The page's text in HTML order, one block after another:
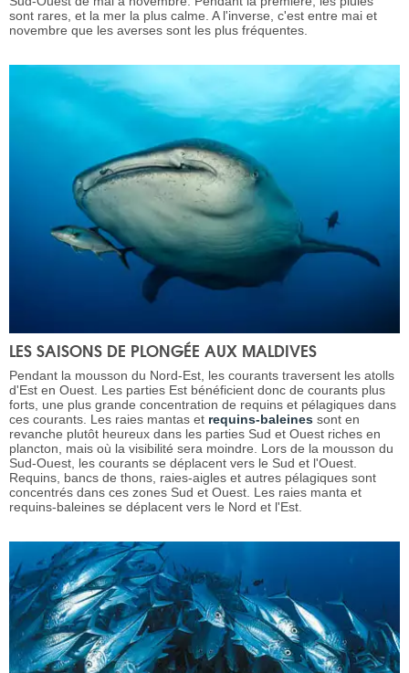
sont rares, et la mer la plus calme. A l'inverse, c'est entre mai et
novembre que les averses sont les plus fréquentes.
LES SAISONS DE PLONGÉE AUX MALDIVES
Pendant la mousson du Nord-Est, les courants traversent les atolls
d'Est en Ouest. Les parties Est bénéficient donc de courants plus
forts, une plus grande concentration de requins et pélagiques dans
ces courants. Les raies mantas et requins-baleines sont en
revanche plutôt heureux dans les parties Sud et Ouest riches en
plancton, mais où la visibilité sera moindre. Lors de la mousson du
Sud-Ouest, les courants se déplacent vers le Sud et l'Ouest.
Requins, bancs de thons, raies-aigles et autres pélagiques sont
concentrés dans ces zones Sud et Ouest. Les raies manta et
requins-baleines se déplacent vers le Nord et l'Est.